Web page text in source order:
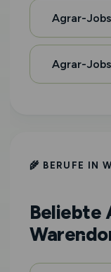
Agrar-
Agrar-
🌾 BERUFE IN
Beliebte